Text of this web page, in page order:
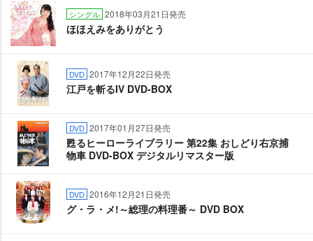
シングル 2018年03月21日発売
ほほえみをありがとう
DVD 2017年12月22日発売
江戸を斬るIV DVD-BOX
DVD 2017年01月27日発売
甦るヒーローライブラリー 第22集 おしどり右京捕
物車 DVD-BOX デジタルリマスター版
DVD 2016年12月21日発売
グ・ラ・メ!～総理の料理番～ DVD BOX